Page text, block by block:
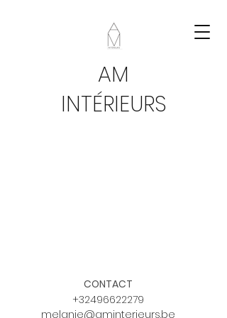
AM
INTÉRIEURS
+32496622279
melanie@aminterieurs.be
CONTACT